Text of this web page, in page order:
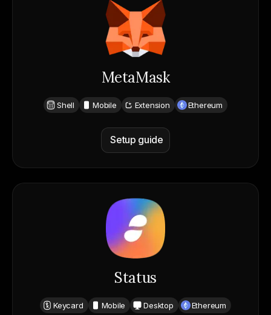
MetaMask
Shell Mobile Extension Ethereum
Setup guide
Status
Keycard Mobile Desktop Ethereum